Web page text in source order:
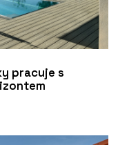
pracuje s